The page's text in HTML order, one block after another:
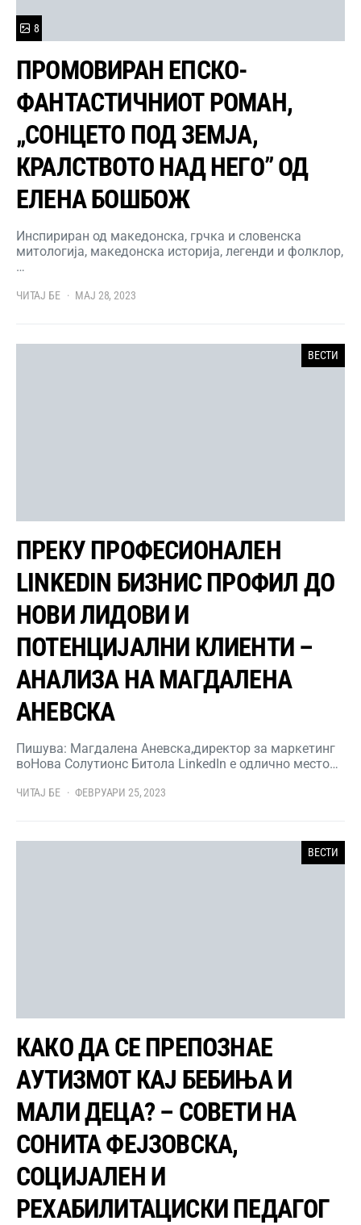
8
ПРОМОВИРАН ЕПСКО-
ФАНТАСТИЧНИОТ РОМАН,
„СОНЦЕТО ПОД ЗЕМЈА,
КРАЛСТВОТО НАД НЕГО” ОД
ЕЛЕНА БОШБОЖ
Инспириран од македонска, грчка и словенска
митологија, македонска историја, легенди и фолклор,
…
ЧИТАЈ БЕ МАЈ 28, 2023
ВЕСТИ
ПРЕКУ ПРОФЕСИОНАЛЕН
LINKEDIN БИЗНИС ПРОФИЛ ДО
НОВИ ЛИДОВИ И
ПОТЕНЦИЈАЛНИ КЛИЕНТИ –
АНАЛИЗА НА МАГДАЛЕНА
АНЕВСКА
Пишува: Магдалена Аневска,директор за маркетинг
воНова Солутионс Битола LinkedIn е одлично место…
ЧИТАЈ БЕ ФЕВРУАРИ 25, 2023
ВЕСТИ
КАКО ДА СЕ ПРЕПОЗНАЕ
АУТИЗМОТ КАЈ БЕБИЊА И
МАЛИ ДЕЦА? – СОВЕТИ НА
СОНИТА ФЕЈЗОВСКА,
СОЦИЈАЛЕН И
РЕХАБИЛИТАЦИСКИ ПЕДАГОГ